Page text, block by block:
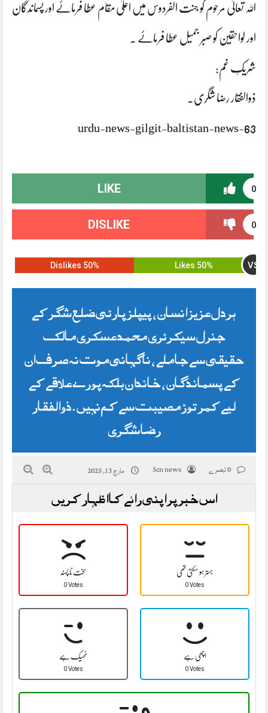
اللہ تعالیٰ مرحوم کو جنت الفردوس میں اعلیٰ مقام عطا فرمائے اور پسماندگان
اور لواحقین کو صبر جمیل عطا فرمائے ۔
شریکِ غم:
ذوالفقار رضا شگری.
urdu-news-gilgit-baltistan-news-63
0
LIKE
0
DISLIKE
50% Likes VS
50% Dislikes
ہر دل عزیز انسان ، پیپلز پارٹی ضلع شگر کے
جنرل سیکرٹری محمد عسکری مالک
حقیقی سے جا ملے ، ناگہانی موت نہ صرف ان
کے پسماندگان ، خاندان بلکہ پورے علاقے کے
لیے کمر توڑ مصیبت سے کم نہیں . ذوالفقار
رضا شگری
5cn news مارچ 13, 2025
اس خبر پر اپنی رائے کا اظہار کریں
سخت نا پسند
0 Votes
بہتر ہو سکتی تھی
0 Votes
ٹھیک ہے
0 Votes
اچھی ہے
0 Votes